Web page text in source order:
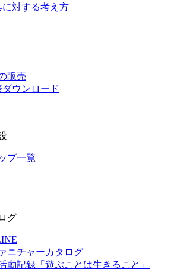
に対する考え方
販売
ダウンロード
プ一覧
グ
ニチャーカタログ
動記録「遊ぶことは生きること」